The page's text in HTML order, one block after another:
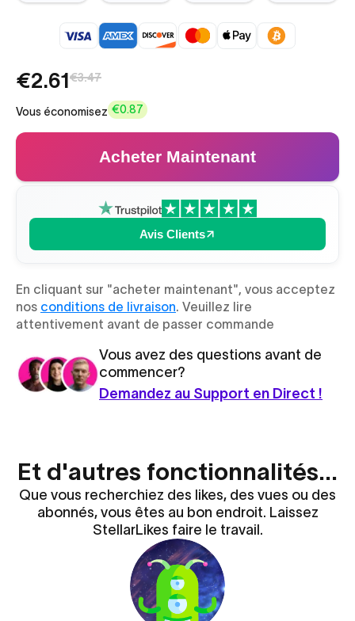
€2.61 €3.47
Vous économisez €0.87
Acheter Maintenant
Avis Clients
En cliquant sur "acheter maintenant", vous acceptez
nos conditions de livraison. Veuillez lire
attentivement avant de passer commande
Vous avez des questions avant de
commencer?
Demandez au Support en Direct !
Et d'autres fonctionnalités...
Que vous recherchiez des likes, des vues ou des
abonnés, vous êtes au bon endroit. Laissez
StellarLikes faire le travail.